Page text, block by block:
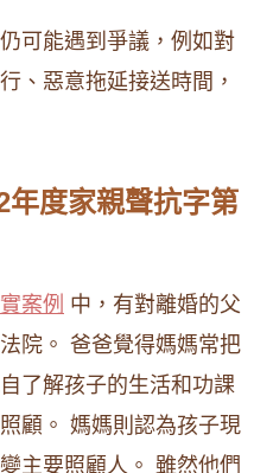
可能遇到爭議，例如對
、惡意拖延接送時間，
年度家親聲抗字第
案例 中，有對離婚的父
院。 爸爸覺得媽媽常把
了解孩子的生活和功課
顧。 媽媽則認為孩子現
主要照顧人。 雖然他們